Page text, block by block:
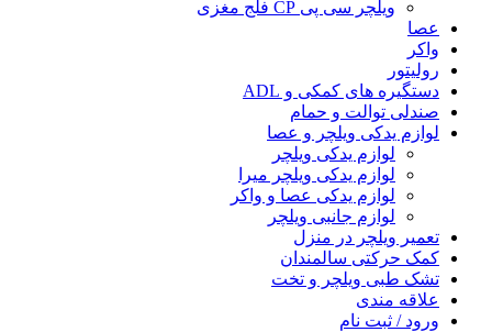
ویلچر سی پی CP فلج مغزی
عصا
واکر
رولیتور
دستگیره های کمکی و ADL
صندلی توالت و حمام
لوازم یدکی ویلچر و عصا
لوازم یدکی ویلچر
لوازم یدکی ویلچر میرا
لوازم یدکی عصا و واکر
لوازم جانبی ویلچر
تعمیر ویلچر در منزل
کمک حرکتی سالمندان
تشک طبی ویلچر و تخت
علاقه مندی
ورود / ثبت نام